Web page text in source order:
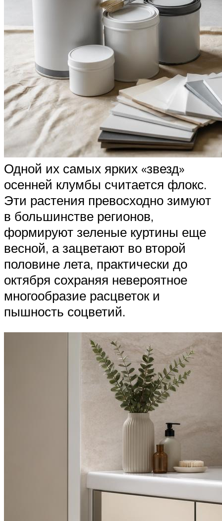
Одной их самых ярких «звезд»
осенней клумбы считается флокс.
Эти растения превосходно зимуют
в большинстве регионов,
формируют зеленые куртины еще
весной, а зацветают во второй
половине лета, практически до
октября сохраняя невероятное
многообразие расцветок и
пышность соцветий.